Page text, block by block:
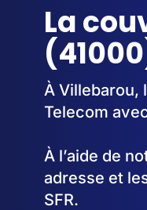
La
À Villebarou,
Telecom
À l’aide de
adresse et
SFR.